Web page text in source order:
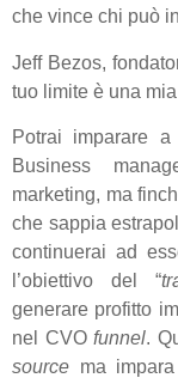
che vince chi può
Jeff Bezos,
tuo limite è una
Potrai imparare
Business
marketing, ma
che sappia
continuerai ad
l’obiettivo del “
generare profitto
nel CVO funnel.
source ma